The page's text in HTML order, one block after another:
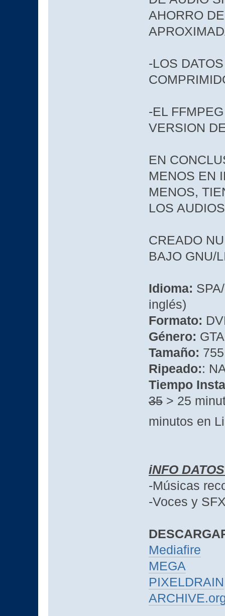
AHORRO
-LOS
-EL
VERSION
EN
MENOS EN
MENOS,
LOS
CREADO
BAJO GNU/
Idioma:
inglés)
Formato:
Género: GTA
Tamaño:
Ripeado::
Tiempo
35> 25
minutos en
iNFO
-Músicas
-Voces y
Mediafire
MEGA
PIXELDRAIN